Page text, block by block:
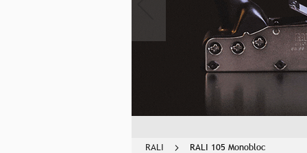
RALI RALI 105 Monobloc